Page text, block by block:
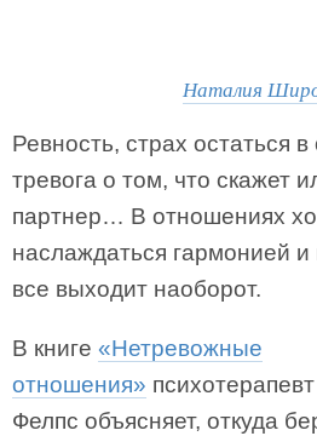
Наталия
Ревность, страх остаться
тревога о том, что скажет
партнер… В отношениях
наслаждаться гармонией и
все выходит наоборот.
В книге «Нетревожные
отношения»
Фелпс объясняет, откуда